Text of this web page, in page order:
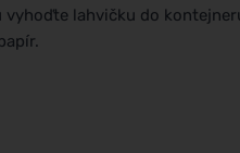
lahvičku do